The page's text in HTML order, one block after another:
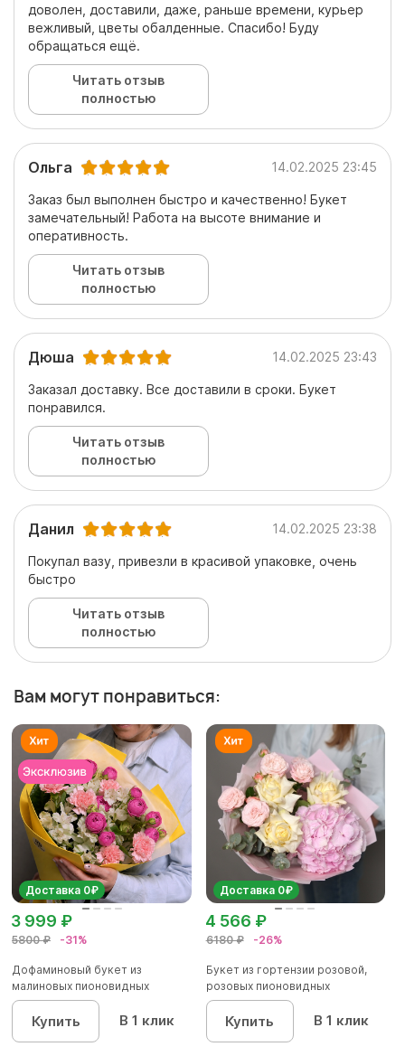
доволен, доставили, даже, раньше времени, курьер
вежливый, цветы обалденные. Спасибо! Буду
обращаться ещё.
Читать отзыв
полностью
Ольга 14.02.2025 23:45
Заказ был выполнен быстро и качественно! Букет
замечательный! Работа на высоте внимание и
оперативность.
Читать отзыв
полностью
Дюша 14.02.2025 23:43
Заказал доставку. Все доставили в сроки. Букет
понравился.
Читать отзыв
полностью
Данил 14.02.2025 23:38
Покупал вазу, привезли в красивой упаковке, очень
быстро
Читать отзыв
полностью
Вам могут понравиться:
Доставка 0₽
5800 ₽ -31%
3 999 ₽
Дофаминовый букет из
малиновых пионовидных
кустовых роз...
Купить В 1 клик
Доставка 0₽
6180 ₽ -26%
4 566 ₽
Букет из гортензии розовой,
розовых пионовидных
кустовы...
Купить В 1 клик